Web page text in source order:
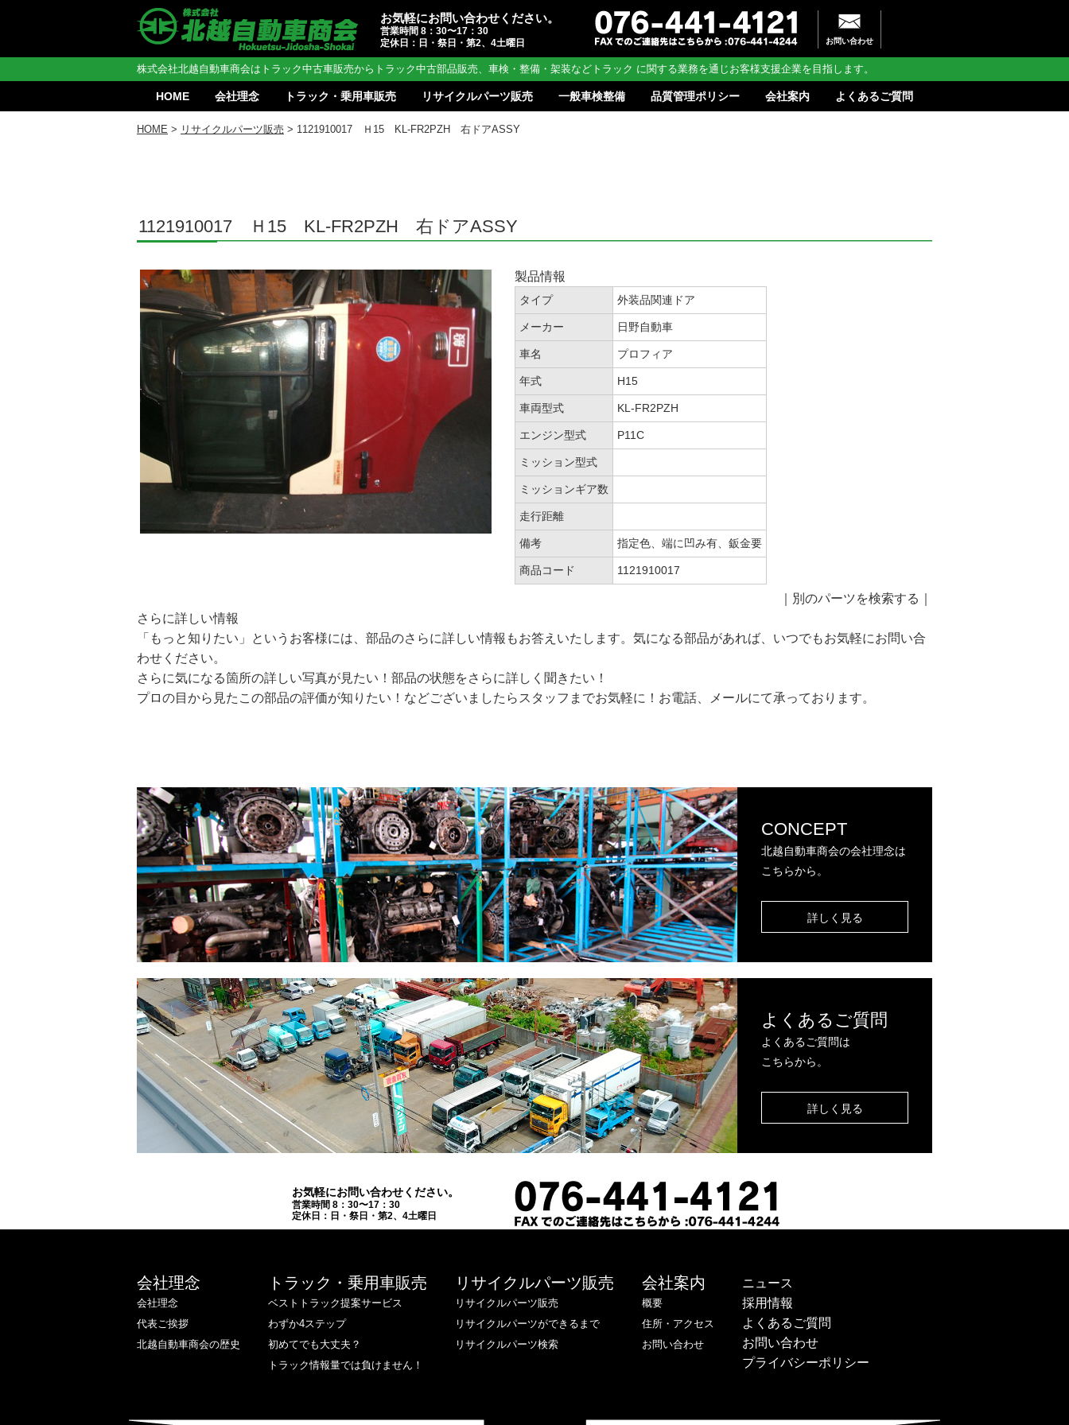
お気軽にお問い合わせください。
営業時間 8：30〜17：30
定休日：日・祭日・第2、4土曜日
お問い合わせ
株式会社北越自動車商会はトラック中古車販売からトラック中古部品販売、車検・整備・架装などトラック に関する業務を通じお客様支援企業を目指します。
HOME 会社理念 トラック・乗用車販売 リサイクルパーツ販売 一般車検整備 品質管理ポリシー 会社案内 よくあるご質問
HOME > リサイクルパーツ販売 > 1121910017 Ｈ15 KL-FR2PZH 右ドアASSY
1121910017 Ｈ15 KL-FR2PZH 右ドアASSY
製品情報
タイプ 外装品関連ドア
メーカー 日野自動車
車名 プロフィア
年式 H15
車両型式 KL-FR2PZH
エンジン型式 P11C
ミッション型式
ミッションギア数
走行距離
備考 指定色、端に凹み有、鈑金要
商品コード 1121910017
別のパーツを検索する
さらに詳しい情報
「もっと知りたい」というお客様には、部品のさらに詳しい情報もお答えいたします。気になる部品があれば、いつでもお気軽にお問い合
わせください。
さらに気になる箇所の詳しい写真が見たい！部品の状態をさらに詳しく聞きたい！
プロの目から見たこの部品の評価が知りたい！などございましたらスタッフまでお気軽に！お電話、メールにて承っております。
CONCEPT
北越自動車商会の会社理念は
こちらから。
詳しく見る
よくあるご質問
よくあるご質問は
こちらから。
詳しく見る
お気軽にお問い合わせください。
営業時間 8：30〜17：30
定休日：日・祭日・第2、4土曜日
会社理念
会社理念
代表ご挨拶
北越自動車商会の歴史
トラック・乗用車販売
ベストトラック提案サービス
わずか4ステップ
初めてでも大丈夫？
トラック情報量では負けません！
リサイクルパーツ販売
リサイクルパーツ販売
リサイクルパーツができるまで
リサイクルパーツ検索
会社案内
概要
住所・アクセス
お問い合わせ
ニュース
採用情報
よくあるご質問
お問い合わせ
プライバシーポリシー